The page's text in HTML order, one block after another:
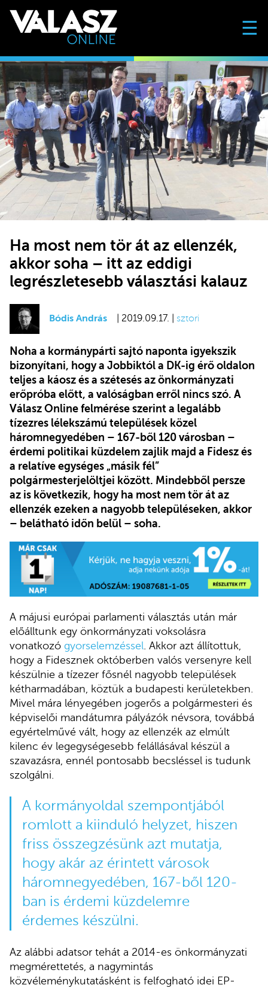
☰
Ha most nem tör át az ellenzék,
akkor soha – itt az eddigi
legrészletesebb választási kalauz
Bódis András | 2019.09.17. | sztori
Noha a kormánypárti sajtó naponta igyekszik
bizonyítani, hogy a Jobbiktól a DK-ig érő oldalon
teljes a káosz és a szétesés az önkormányzati
erőpróba előtt, a valóságban erről nincs szó. A
Válasz Online felmérése szerint a legalább
tízezres lélekszámú települések közel
háromnegyedében – 167-ből 120 városban –
érdemi politikai küzdelem zajlik majd a Fidesz és
a relatíve egységes „másik fél”
polgármesterjelöltjei között. Mindebből persze
az is következik, hogy ha most nem tör át az
ellenzék ezeken a nagyobb településeken, akkor
– belátható időn belül – soha.
A májusi európai parlamenti választás után már
előálltunk egy önkormányzati voksolásra
vonatkozó gyorselemzéssel . Akkor azt állítottuk,
hogy a Fidesznek októberben valós versenyre kell
készülnie a tízezer fősnél nagyobb települések
kétharmadában, köztük a budapesti kerületekben.
Mivel mára lényegében jogerős a polgármesteri és
képviselői mandátumra pályázók névsora, továbbá
egyértelművé vált, hogy az ellenzék az elmúlt
kilenc év legegységesebb felállásával készül a
szavazásra, ennél pontosabb becsléssel is tudunk
szolgálni.
A kormányoldal szempontjából
romlott a kiinduló helyzet, hiszen
friss összegzésünk azt mutatja,
hogy akár az érintett városok
háromnegyedében, 167-ből 120-
ban is érdemi küzdelemre
érdemes készülni.
Az alábbi adatsor tehát a 2014-es önkormányzati
megmérettetés, a nagymintás
közvéleménykutatásként is felfogható idei EP-